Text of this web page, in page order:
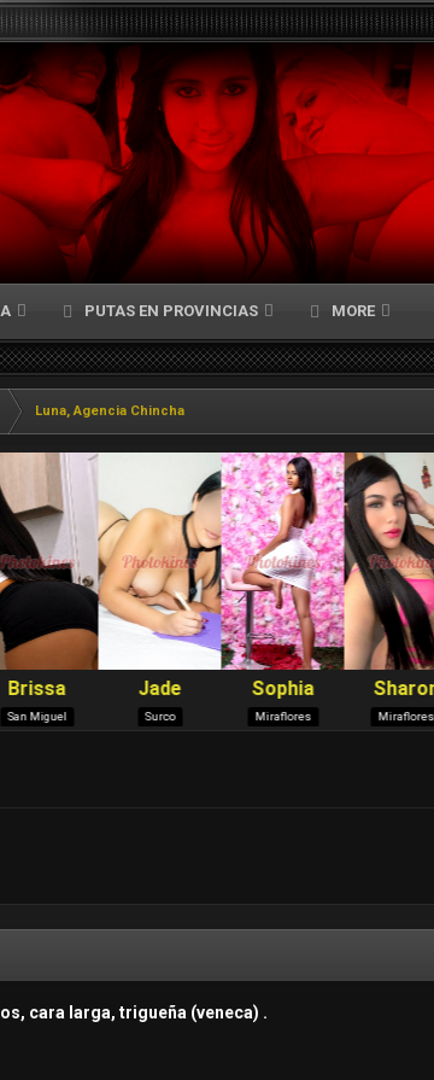
PUTAS EN PROVINCIAS MORE
Luna, Agencia Chincha
cara larga, trigueña (veneca) .